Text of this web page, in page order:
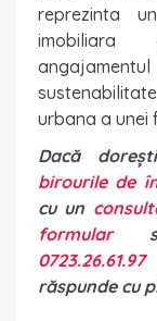
reprezinta
imobiliara
urbana a unei
Dacă
birourile de
cu un
formular
0723.26.61.97
răspunde cu